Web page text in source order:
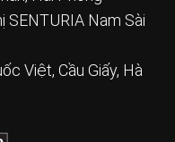
SENTURIA Nam Sài
Việt, Cầu Giấy, Hà